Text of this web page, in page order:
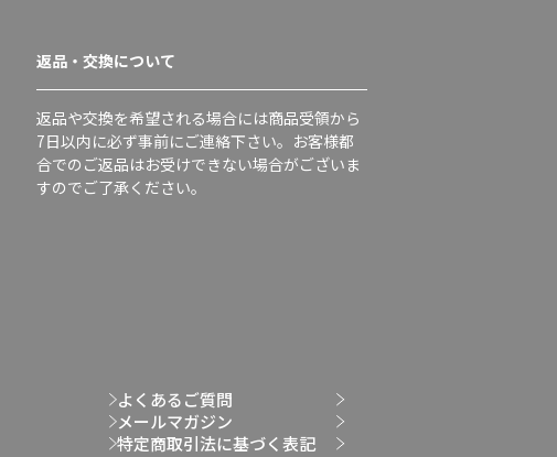
返品・交換について
返品や交換を希望される場合には商品受領から
7日以内に必ず事前にご連絡下さい。お客様都
合でのご返品はお受けできない場合がございま
すのでご了承ください。
よくあるご質問
メールマガジン
特定商取引法に基づく表記